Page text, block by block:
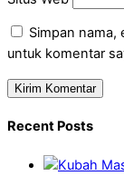
Simpan nama,
untuk komentar
Recent Posts